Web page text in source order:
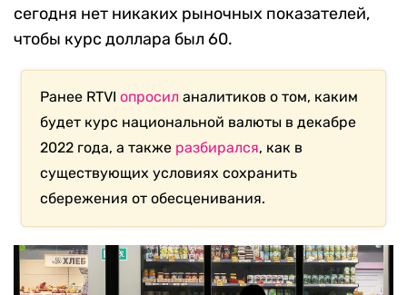
сегодня нет никаких рыночных показателей,
чтобы курс доллара был 60.
Ранее RTVIопросил аналитиков о том, каким
будет курс национальной валюты в декабре
2022 года, а также разбирался, как в
существующих условиях сохранить
сбережения от обесценивания.